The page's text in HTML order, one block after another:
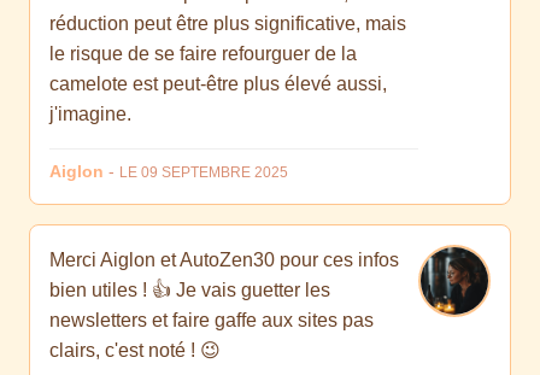
réduction peut être plus significative, mais
le risque de se faire refourguer de la
camelote est peut-être plus élevé aussi,
j'imagine.
Aiglon - LE 09 SEPTEMBRE 2025
Merci Aiglon et AutoZen30 pour ces infos
bien utiles ! 👍 Je vais guetter les
newsletters et faire gaffe aux sites pas
clairs, c'est noté ! 😉